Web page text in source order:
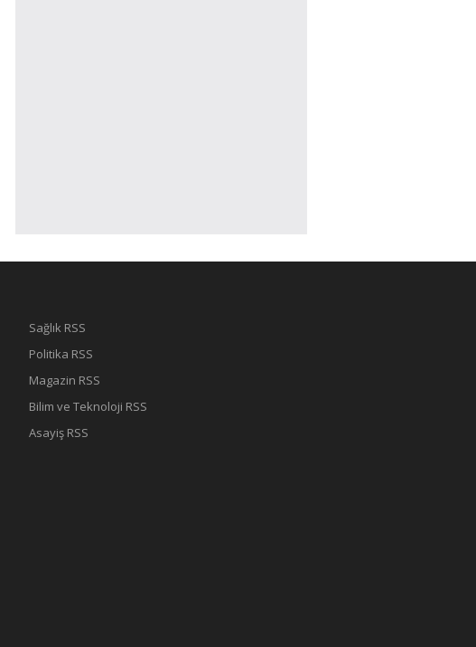
Sağlık RSS
Politika RSS
Magazin RSS
Bilim ve Teknoloji RSS
Asayiş RSS